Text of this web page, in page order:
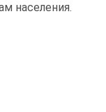
населения.